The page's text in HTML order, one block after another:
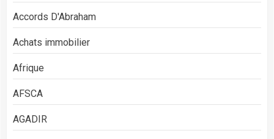
Accords D'Abraham
Achats immobilier
Afrique
AFSCA
AGADIR